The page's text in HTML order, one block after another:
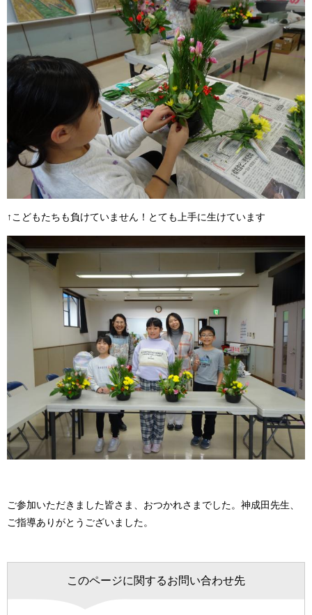
↑こどもたちも負けていません！とても上手に生けています
ご参加いただきました皆さま、おつかれさまでした。神成田先生、
ご指導ありがとうございました。
このページに関するお問い合わせ先